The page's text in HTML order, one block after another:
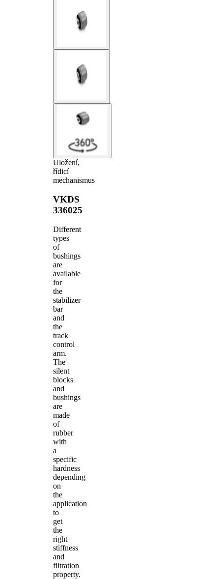
Uložení,
řídicí
mechanismus
VKDS
336025
Different
types
of
bushings
are
available
for
the
stabilizer
bar
and
the
track
control
arm.
The
silent
blocks
and
bushings
are
made
of
rubber
with
a
specific
hardness
depending
on
the
application
to
get
the
right
stiffness
and
filtration
property.